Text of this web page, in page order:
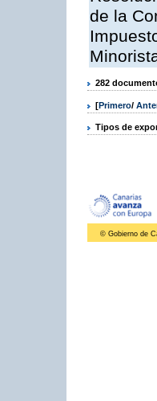
de la
282
[Primero/
Tipos de
© Gobierno de